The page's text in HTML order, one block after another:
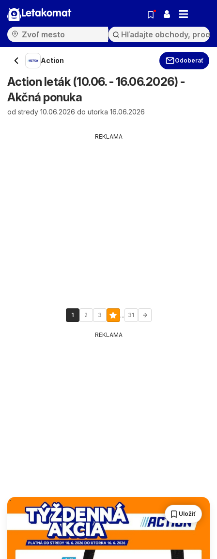
Letakomat
Action Odoberať
Action leták (10.06. - 16.06.2026) -
Akčná ponuka
od stredy 10.06.2026 do utorka 16.06.2026
REKLAMA
1 2 3 ... 31
REKLAMA
Uložiť